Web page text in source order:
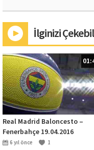
İlginizi
Real Madrid Baloncesto –
Fenerbahçe 19.04.2016
6 yıl önce 1